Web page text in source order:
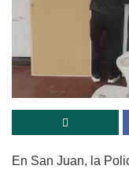
En San Juan, la